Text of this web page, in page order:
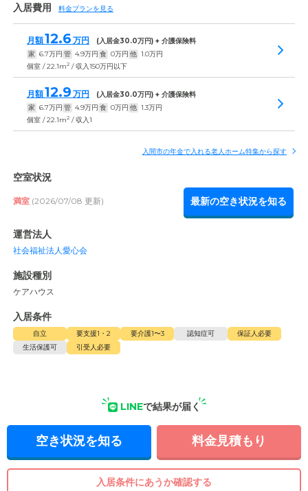
入居費用 料金プランを見る
月額12.6 万円 (入居金30.0万円) + 介護保険料
家 6.7万円 管 4.9万円 食 0万円 他 1.0万円
個室 / 22.1m2 / 収入150万円以下
月額12.9 万円 (入居金30.0万円) + 介護保険料
家 6.7万円 管 4.9万円 食 0万円 他 1.3万円
個室 / 22.1m2 / 収入1
入間市の年金で入れる老人ホーム特集から探す
空室状況
満室 (2026/07/08 更新) 最新の空き状況を知る
運営法人
社会福祉法人愛心会
施設種別
ケアハウス
入居条件
自立 要支援1・2 要介護1〜3 認知症可
保証人必要
生活保護可
引受人必要
LINEで結果が届く
空き状況を知る 料金見積もり
入居条件にあうか確認する